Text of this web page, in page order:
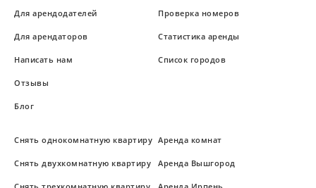
Для арендодателей
Для арендаторов
Написать нам
Отзывы
Блог
Проверка номеров
Статистика аренды
Список городов
Снять однокомнатную квартиру
Снять двухкомнатную квартиру
Аренда комнат
Аренда Вышгород